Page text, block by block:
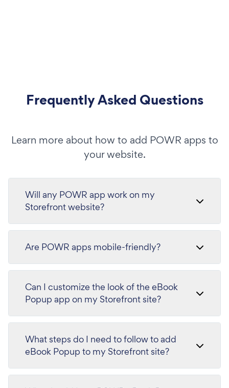
Frequently Asked Questions
Learn more about how to add POWR apps to
your website.
Will any POWR app work on my
Storefront website?
Are POWR apps mobile-friendly?
Can I customize the look of the eBook
Popup app on my Storefront site?
What steps do I need to follow to add
eBook Popup to my Storefront site?